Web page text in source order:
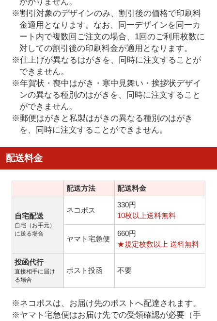
※割引対象のデザインのみ、割引後の価格で印刷料
金適用となります。なお、同一デザインを同一カ
ート内で複数回ご注文の場合、1回のご利用枚数に
対しての割引後の印刷料金が適用となります。
※仕上げが異なるはがきを、同時に注文することが
できません。
※年賀状・喪中はがき・寒中見舞い・挨拶状デザイ
ンの異なる種別のはがきを、同時に注文すること
ができません。
※郵便はがきと私製はがきの異なる種別のはがき
を、同時に注文することができません。
配送料金
配送方法 配送料金
自宅配送
自宅（お手元）
に送る場合
ネコポス
330円
10枚以上送料無料
ヤマト宅急便
660円
★規定枚数以上 送料無料
投函代行
直接相手に届け
る場合
ポスト投函 不要
※ネコポスは、お届け先のポストへ配達されます。
※ヤマト宅急便はお届け先での受領確認が必要（手